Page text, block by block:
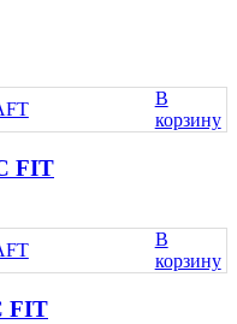
В
корзину
FIT
В
корзину
FIT